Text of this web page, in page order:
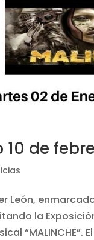
de
León,
la
“MALINCHE”.